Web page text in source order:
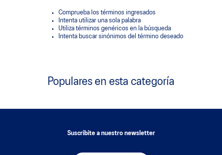
Comprueba los términos ingresados
Intenta utilizar una sola palabra
Utiliza términos genéricos en la búsqueda
Intenta buscar sinónimos del término deseado
Populares en esta categoría
Suscribite a nuestro newsletter